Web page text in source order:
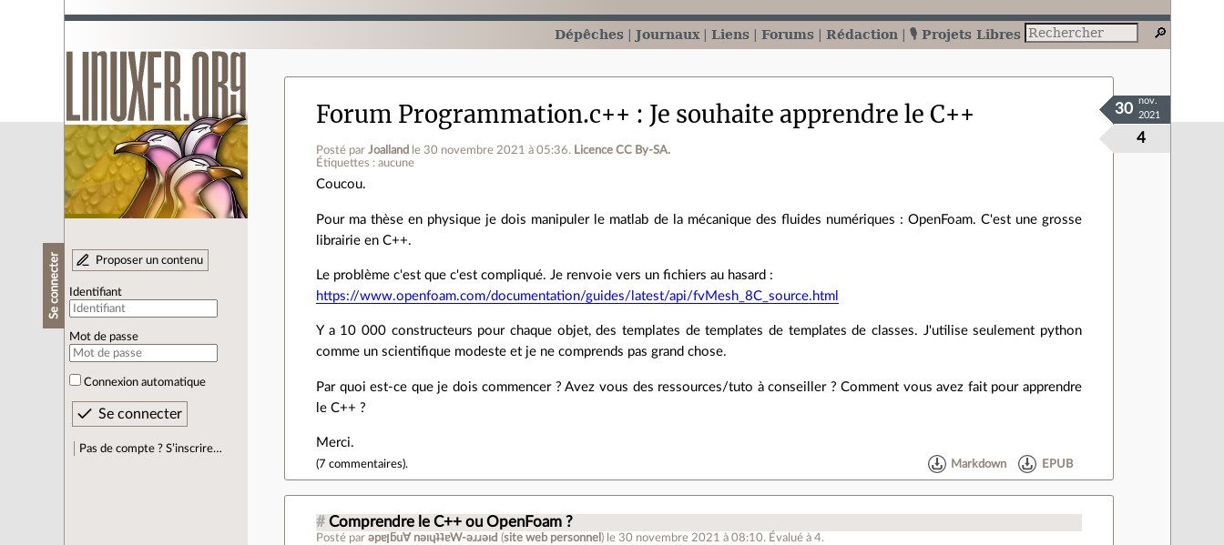
Dépêches Journaux Liens Forums Rédaction 🎙️ Projets Libres
Se connecter Proposer un contenu
Identifiant
Mot de passe
Connexion automatique
Pas de compte ? S’inscrire…
Forum Programmation.c++ Je souhaite apprendre le C++
Posté parJoalland le 30 novembre 2021 à 05:36. Licence CC By‑SA.
Étiquettes : aucune
4
30
nov.
2021
Coucou.
Pour ma thèse en physique je dois manipuler le matlab de la mécanique des fluides numériques : OpenFoam. C'est une grosse
librairie en C++.
Le problème c'est que c'est compliqué. Je renvoie vers un fichiers au hasard :
https://www.openfoam.com/documentation/guides/latest/api/fvMesh_8C_source.html
Y a 10 000 constructeurs pour chaque objet, des templates de templates de templates de classes. J'utilise seulement python
comme un scientifique modeste et je ne comprends pas grand chose.
Par quoi est-ce que je dois commencer ? Avez vous des ressources/tuto à conseiller ? Comment vous avez fait pour apprendre
le C++ ?
Merci.
(7 commentaires). Markdown EPUB
# Comprendre le C++ ou OpenFoam ?
Posté par ǝpɐןƃu∀ nǝıɥʇʇɐW-ǝɹɹǝıԀ (site web personnel ) le 30 novembre 2021 à 08:10. Évalué à4.